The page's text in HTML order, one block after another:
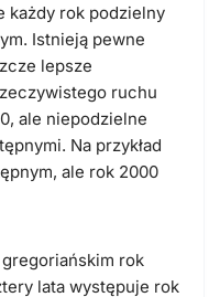
każdy rok podzielny
Istnieją pewne
lepsze
ruchu
ale niepodzielne
Na przykład
ale rok 2000
rok
lata występuje rok